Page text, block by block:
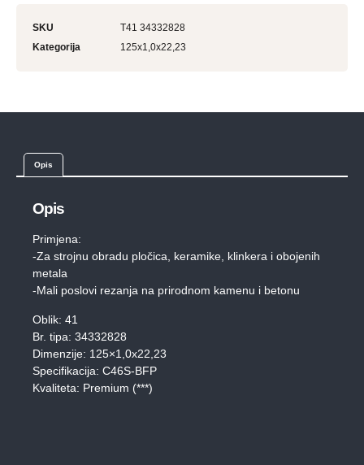
SKU
T41 34332828
Kategorija
125x1,0x22,23
Opis
Opis
Primjena:
-Za strojnu obradu pločica, keramike, klinkera i obojenih
metala
-Mali poslovi rezanja na prirodnom kamenu i betonu
Oblik: 41
Br. tipa: 34332828
Dimenzije: 125×1,0x22,23
Specifikacija: C46S-BFP
Kvaliteta: Premium (***)